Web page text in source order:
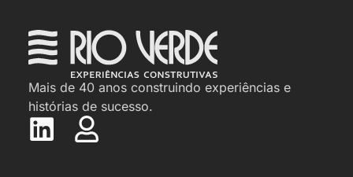
Mais de 40 anos construindo experiências e
histórias de sucesso.